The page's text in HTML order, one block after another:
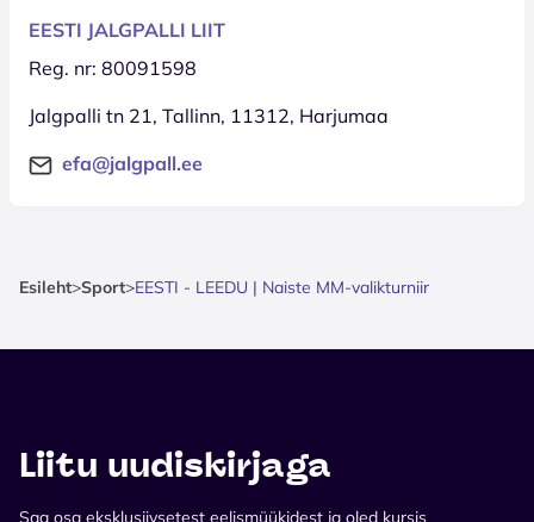
EESTI JALGPALLI LIIT
Reg. nr: 80091598
Jalgpalli tn 21, Tallinn, 11312, Harjumaa
efa@jalgpall.ee
Esileht>Sport>EESTI - LEEDU | Naiste MM-valikturniir
Liitu uudiskirjaga
Saa osa eksklusiivsetest eelismüükidest ja oled kursis